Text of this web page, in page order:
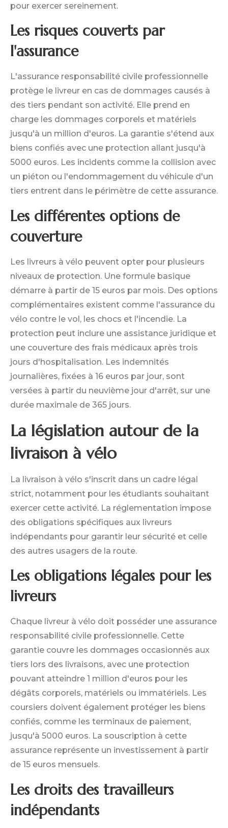
pour exercer sereinement.
Les risques couverts par
l'assurance
L'assurance responsabilité civile professionnelle
protège le livreur en cas de dommages causés à
des tiers pendant son activité. Elle prend en
charge les dommages corporels et matériels
jusqu'à un million d'euros. La garantie s'étend aux
biens confiés avec une protection allant jusqu'à
5000 euros. Les incidents comme la collision avec
un piéton ou l'endommagement du véhicule d'un
tiers entrent dans le périmètre de cette assurance.
Les différentes options de
couverture
Les livreurs à vélo peuvent opter pour plusieurs
niveaux de protection. Une formule basique
démarre à partir de 15 euros par mois. Des options
complémentaires existent comme l'assurance du
vélo contre le vol, les chocs et l'incendie. La
protection peut inclure une assistance juridique et
une couverture des frais médicaux après trois
jours d'hospitalisation. Les indemnités
journalières, fixées à 16 euros par jour, sont
versées à partir du neuvième jour d'arrêt, sur une
durée maximale de 365 jours.
La législation autour de la
livraison à vélo
La livraison à vélo s'inscrit dans un cadre légal
strict, notamment pour les étudiants souhaitant
exercer cette activité. La réglementation impose
des obligations spécifiques aux livreurs
indépendants pour garantir leur sécurité et celle
des autres usagers de la route.
Les obligations légales pour les
livreurs
Chaque livreur à vélo doit posséder une assurance
responsabilité civile professionnelle. Cette
garantie couvre les dommages occasionnés aux
tiers lors des livraisons, avec une protection
pouvant atteindre 1 million d'euros pour les
dégâts corporels, matériels ou immatériels. Les
coursiers doivent également protéger les biens
confiés, comme les terminaux de paiement,
jusqu'à 5000 euros. La souscription à cette
assurance représente un investissement à partir
de 15 euros mensuels.
Les droits des travailleurs
indépendants